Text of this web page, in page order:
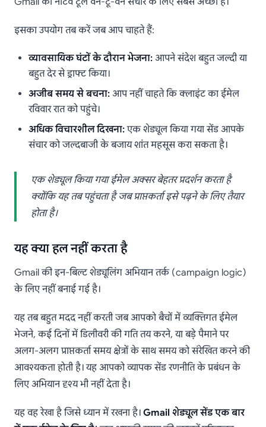
इसका उपयोग तब करें जब आप चाहते हैं:
व्यावसायिक घंटों के दौरान भेजना: आपने संदेश बहुत जल्दी या
बहुत देर से ड्राफ्ट किया।
अजीब समय से बचना: आप नहीं चाहते कि क्लाइंट का ईमेल
रविवार रात को पहुंचे।
अधिक विचारशील दिखना:एक शेड्यूल किया गया सेंड आपके
संचार को जल्दबाजी के बजाय शांत महसूस करा सकता है।
एक शेड्यूल किया गया ईमेल अक्सर बेहतर प्रदर्शन करता है
क्योंकि यह तब पहुंचता है जब प्राप्तकर्ता इसे पढ़ने के लिए तैयार
होता है।
यह क्या हल नहीं करता है
Gmail की इन-बिल्ट शेड्यूलिंग अभियान तर्क (campaign logic)
के लिए नहीं बनाई गई है।
यह तब बहुत मदद नहीं करती जब आपको बैचों में व्यक्तिगत ईमेल
भेजने, कई दिनों में डिलीवरी की गति तय करने, या बड़े पैमाने पर
अलग-अलग प्राप्तकर्ता समय क्षेत्रों के साथ समय को संरेखित करने की
आवश्यकता होती है। यह आपको व्यापक सेंड रणनीति के प्रबंधन के
लिए अभियान दृश्य भी नहीं देता है।
यह वह रेखा है जिसे ध्यान में रखना है। Gmail शेड्यूल सेंड एक बार